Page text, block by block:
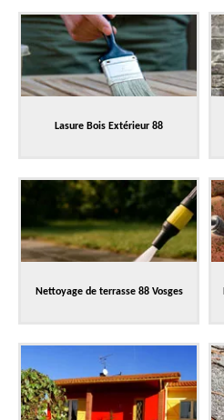
Lasure Bois Extérieur 88
Nettoyage de terrasse 88 Vosges